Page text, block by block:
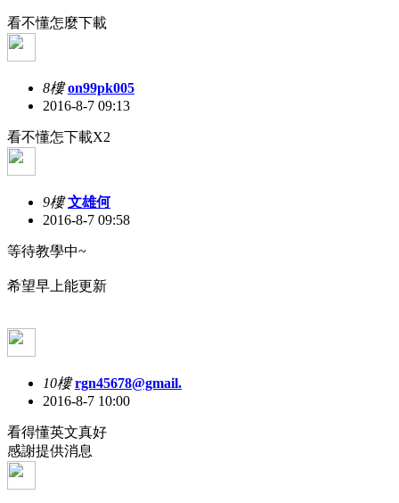
看不懂怎麼下載
8樓 on99pk005
2016-8-7 09:13
看不懂怎下載X2
9樓 文雄何
2016-8-7 09:58
等待教學中~
希望早上能更新
10樓 rgn45678@gmail.
2016-8-7 10:00
看得懂英文真好
感謝提供消息